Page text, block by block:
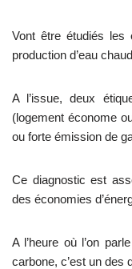
Vont être étudiés les
production d’eau
A l’issue, deux
(logement économe
ou forte émission de
Ce diagnostic est
des économies
A l’heure où l’on
carbone, c’est un des